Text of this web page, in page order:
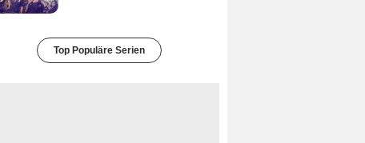
Top Populäre Serien